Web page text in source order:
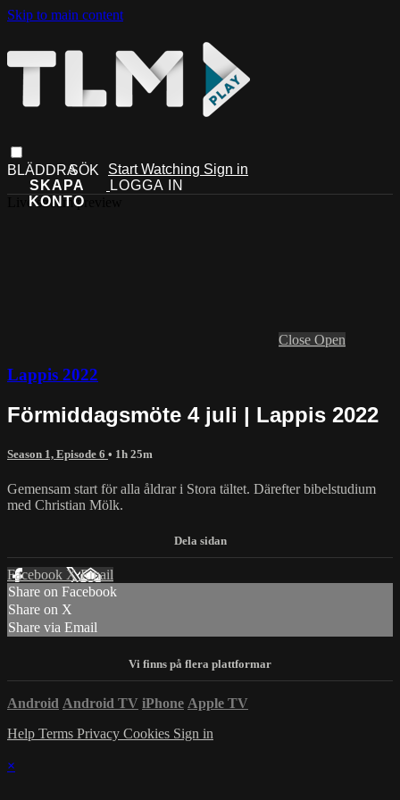
Skip to main content
Start Watching Sign in
Live stream preview
Close Open
Lappis 2022
Förmiddagsmöte 4 juli | Lappis 2022
Season 1, Episode 6 • 1h 25m
Gemensam start för alla åldrar i Stora tältet. Därefter bibelstudium
med Christian Mölk.
Facebook XEmail
Share on Facebook
Share on X
Share via Email
Android Android TV iPhone Apple TV
Help Terms Privacy Cookies Sign in
×